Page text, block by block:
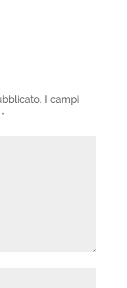
I campi
*